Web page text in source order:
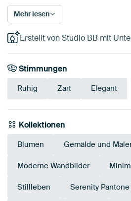
Mehr lesen
Erstellt von Studio BB mit
Stimmungen
Ruhig Zart Elegant
Kollektionen
Blumen Gemälde und
Moderne Wandbilder
Stillleben Serenity